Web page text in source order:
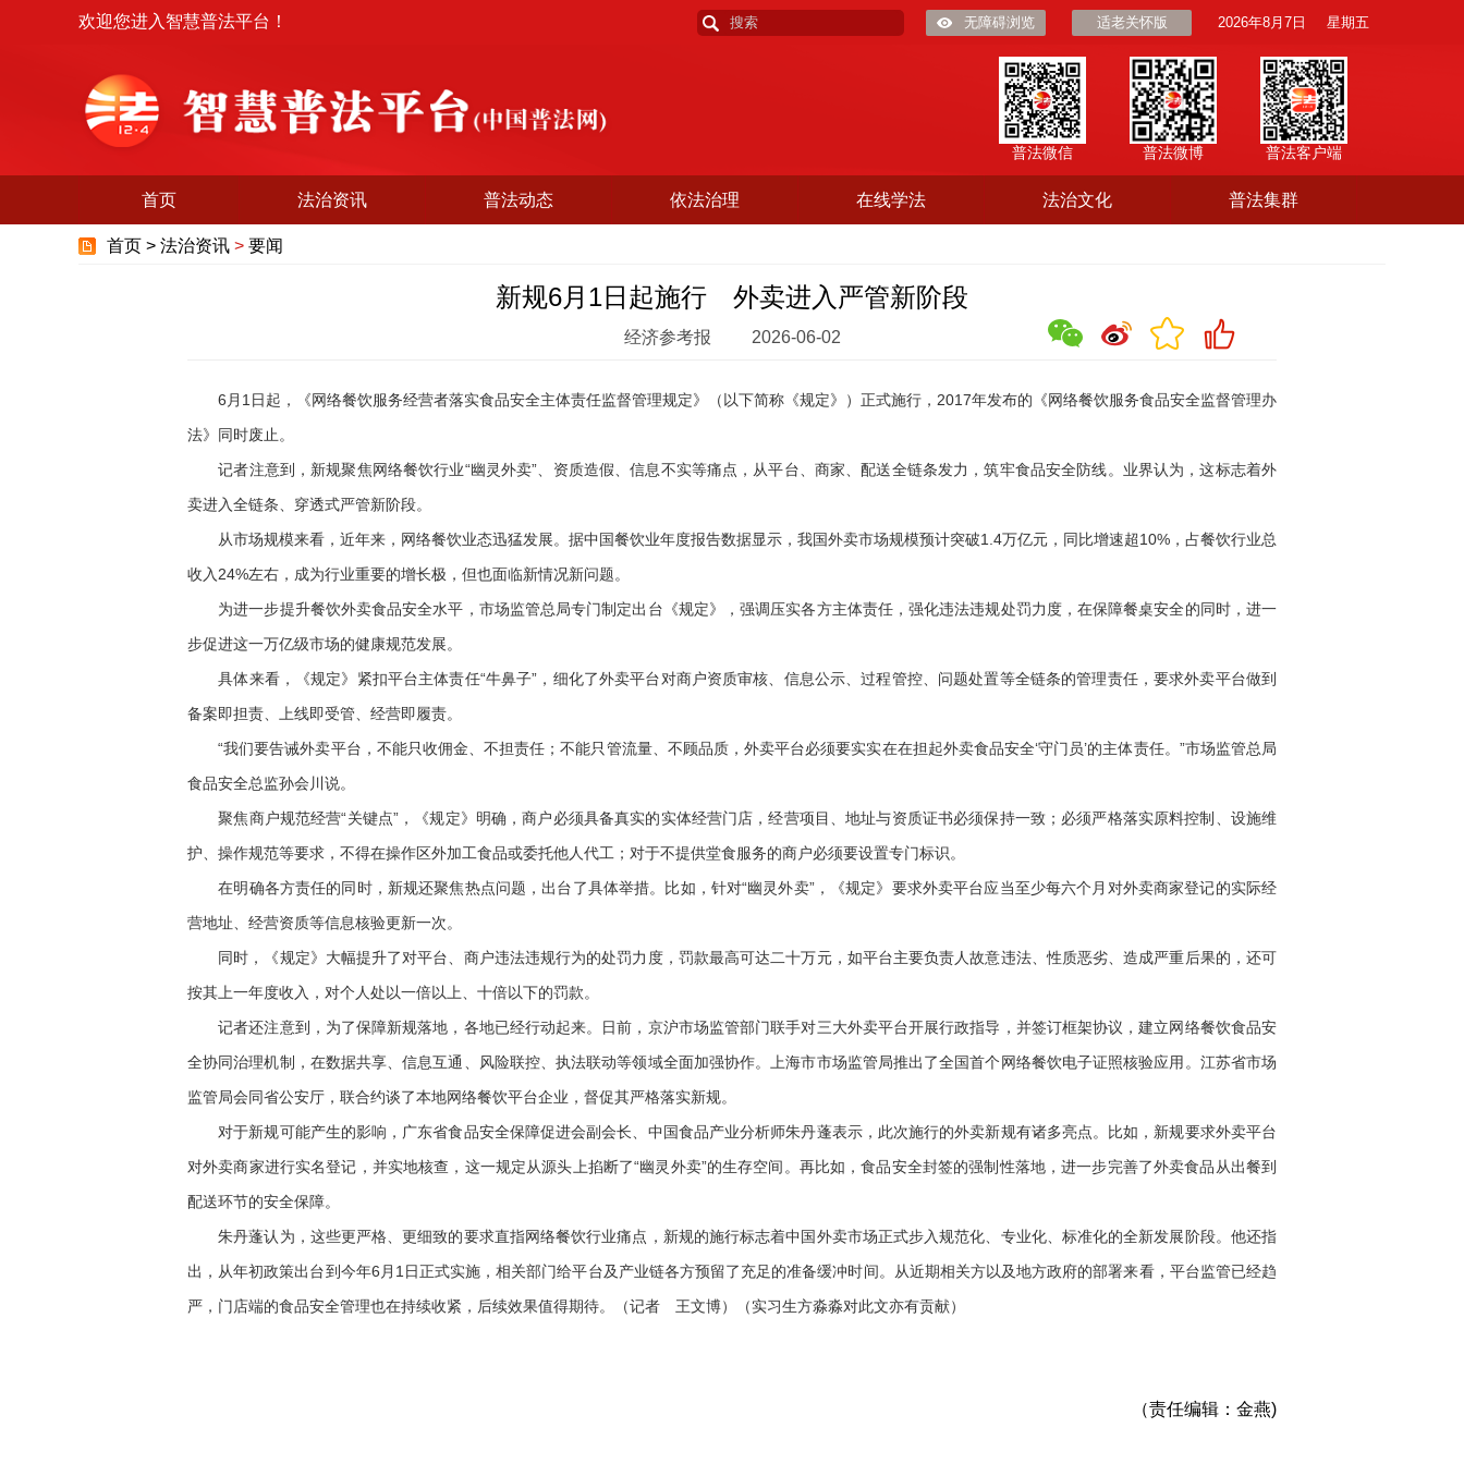
欢迎您进入智慧普法平台！ 无障碍浏览 适老关怀版 2026年8月7日 星期五
普法客户端
普法微博
普法微信
首页 法治资讯 普法动态 依法治理 在线学法 法治文化 普法集群
首页 > 法治资讯 > 要闻
新规6月1日起施行 外卖进入严管新阶段
经济参考报 2026-06-02
6月1日起，《网络餐饮服务经营者落实食品安全主体责任监督管理规定》（以下简称《规定》）正式施行，2017年发布的《网络餐饮服务食品安全监督管理办
法》同时废止。
记者注意到，新规聚焦网络餐饮行业“幽灵外卖”、资质造假、信息不实等痛点，从平台、商家、配送全链条发力，筑牢食品安全防线。业界认为，这标志着外
卖进入全链条、穿透式严管新阶段。
从市场规模来看，近年来，网络餐饮业态迅猛发展。据中国餐饮业年度报告数据显示，我国外卖市场规模预计突破1.4万亿元，同比增速超10%，占餐饮行业总
收入24%左右，成为行业重要的增长极，但也面临新情况新问题。
为进一步提升餐饮外卖食品安全水平，市场监管总局专门制定出台《规定》，强调压实各方主体责任，强化违法违规处罚力度，在保障餐桌安全的同时，进一
步促进这一万亿级市场的健康规范发展。
具体来看，《规定》紧扣平台主体责任“牛鼻子”，细化了外卖平台对商户资质审核、信息公示、过程管控、问题处置等全链条的管理责任，要求外卖平台做到
备案即担责、上线即受管、经营即履责。
“我们要告诫外卖平台，不能只收佣金、不担责任；不能只管流量、不顾品质，外卖平台必须要实实在在担起外卖食品安全‘守门员’的主体责任。”市场监管总局
食品安全总监孙会川说。
聚焦商户规范经营“关键点”，《规定》明确，商户必须具备真实的实体经营门店，经营项目、地址与资质证书必须保持一致；必须严格落实原料控制、设施维
护、操作规范等要求，不得在操作区外加工食品或委托他人代工；对于不提供堂食服务的商户必须要设置专门标识。
在明确各方责任的同时，新规还聚焦热点问题，出台了具体举措。比如，针对“幽灵外卖”，《规定》要求外卖平台应当至少每六个月对外卖商家登记的实际经
营地址、经营资质等信息核验更新一次。
同时，《规定》大幅提升了对平台、商户违法违规行为的处罚力度，罚款最高可达二十万元，如平台主要负责人故意违法、性质恶劣、造成严重后果的，还可
按其上一年度收入，对个人处以一倍以上、十倍以下的罚款。
记者还注意到，为了保障新规落地，各地已经行动起来。日前，京沪市场监管部门联手对三大外卖平台开展行政指导，并签订框架协议，建立网络餐饮食品安
全协同治理机制，在数据共享、信息互通、风险联控、执法联动等领域全面加强协作。上海市市场监管局推出了全国首个网络餐饮电子证照核验应用。江苏省市场
监管局会同省公安厅，联合约谈了本地网络餐饮平台企业，督促其严格落实新规。
对于新规可能产生的影响，广东省食品安全保障促进会副会长、中国食品产业分析师朱丹蓬表示，此次施行的外卖新规有诸多亮点。比如，新规要求外卖平台
对外卖商家进行实名登记，并实地核查，这一规定从源头上掐断了“幽灵外卖”的生存空间。再比如，食品安全封签的强制性落地，进一步完善了外卖食品从出餐到
配送环节的安全保障。
朱丹蓬认为，这些更严格、更细致的要求直指网络餐饮行业痛点，新规的施行标志着中国外卖市场正式步入规范化、专业化、标准化的全新发展阶段。他还指
出，从年初政策出台到今年6月1日正式实施，相关部门给平台及产业链各方预留了充足的准备缓冲时间。从近期相关方以及地方政府的部署来看，平台监管已经趋
严，门店端的食品安全管理也在持续收紧，后续效果值得期待。（记者 王文博）（实习生方淼淼对此文亦有贡献）
（责任编辑：金燕)